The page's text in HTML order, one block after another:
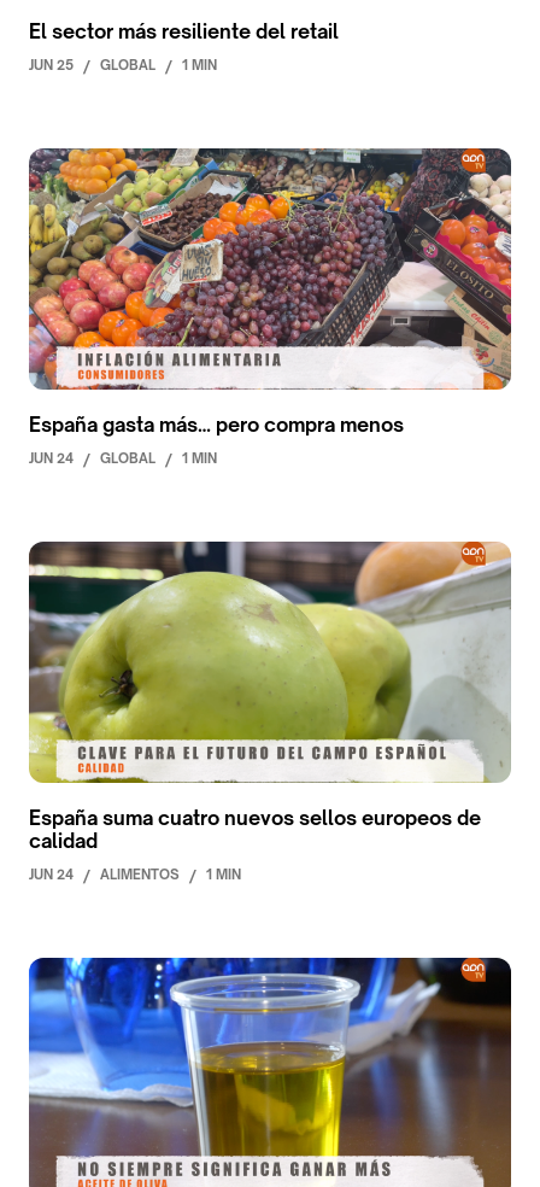
El sector más resiliente del retail
JUN 25 / GLOBAL / 1 MIN
España gasta más… pero compra menos
JUN 24 / GLOBAL / 1 MIN
España suma cuatro nuevos sellos europeos de
calidad
JUN 24 / ALIMENTOS / 1 MIN